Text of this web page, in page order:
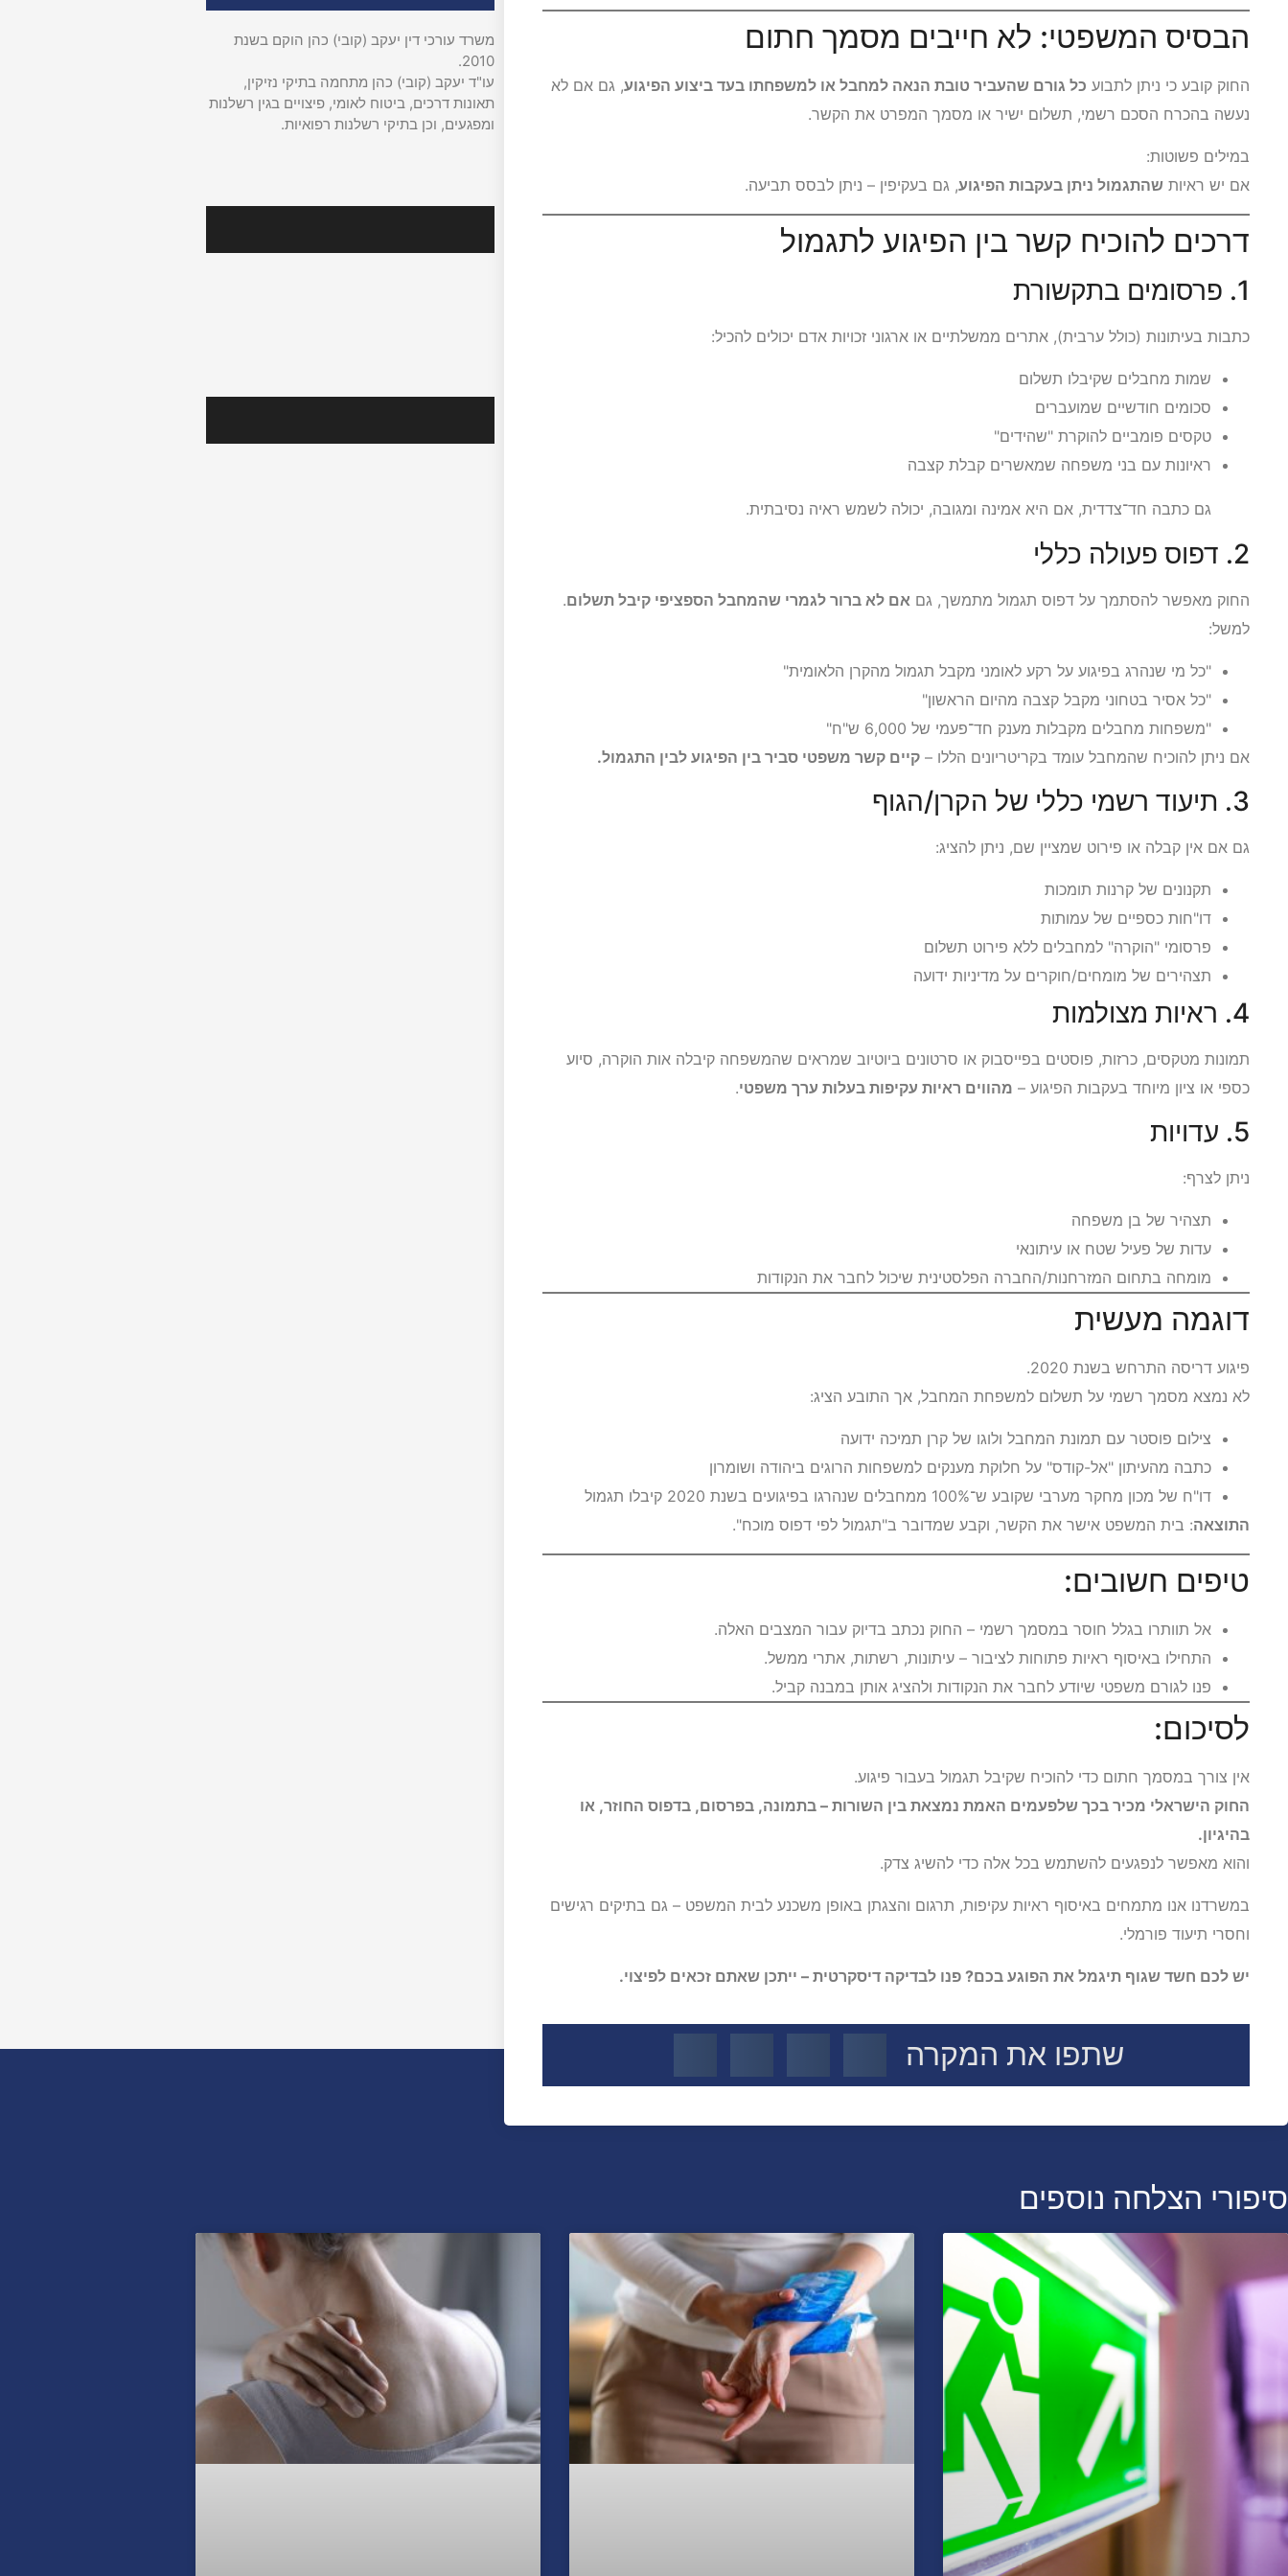
הבסיס המשפטי: לא חייבים מסמך חתום
החוק קובע כי ניתן לתבוע כל גורם שהעביר טובת הנאה למחבל או למשפחתו בעד ביצוע הפיגוע, גם אם לא
נעשה בהכרח הסכם רשמי, תשלום ישיר או מסמך המפרט את הקשר.
במילים פשוטות:
אם יש ראיות שהתגמול ניתן בעקבות הפיגוע, גם בעקיפין – ניתן לבסס תביעה.
דרכים להוכיח קשר בין הפיגוע לתגמול
1. פרסומים בתקשורת
כתבות בעיתונות (כולל ערבית), אתרים ממשלתיים או ארגוני זכויות אדם יכולים להכיל:
שמות מחבלים שקיבלו תשלום
סכומים חודשיים שמועברים
טקסים פומביים להוקרת "שהידים"
ראיונות עם בני משפחה שמאשרים קבלת קצבה
גם כתבה חד־צדדית, אם היא אמינה ומגובה, יכולה לשמש ראיה נסיבתית.
2. דפוס פעולה כללי
החוק מאפשר להסתמך על דפוס תגמול מתמשך, גם אם לא ברור לגמרי שהמחבל הספציפי קיבל תשלום.
למשל:
"כל מי שנהרג בפיגוע על רקע לאומני מקבל תגמול מהקרן הלאומית"
"כל אסיר בטחוני מקבל קצבה מהיום הראשון"
"משפחות מחבלים מקבלות מענק חד־פעמי של 6,000 ש"ח"
אם ניתן להוכיח שהמחבל עומד בקריטריונים הללו – קיים קשר משפטי סביר בין הפיגוע לבין התגמול.
3. תיעוד רשמי כללי של הקרן/הגוף
גם אם אין קבלה או פירוט שמציין שם, ניתן להציג:
תקנונים של קרנות תומכות
דו"חות כספיים של עמותות
פרסומי "הוקרה" למחבלים ללא פירוט תשלום
תצהירים של מומחים/חוקרים על מדיניות ידועה
4. ראיות מצולמות
תמונות מטקסים, כרזות, פוסטים בפייסבוק או סרטונים ביוטיוב שמראים שהמשפחה קיבלה אות הוקרה, סיוע
כספי או ציון מיוחד בעקבות הפיגוע – מהווים ראיות עקיפות בעלות ערך משפטי.
5. עדויות
ניתן לצרף:
תצהיר של בן משפחה
עדות של פעיל שטח או עיתונאי
מומחה בתחום המזרחנות/החברה הפלסטינית שיכול לחבר את הנקודות
דוגמה מעשית
פיגוע דריסה התרחש בשנת 2020.
לא נמצא מסמך רשמי על תשלום למשפחת המחבל, אך התובע הציג:
צילום פוסטר עם תמונת המחבל ולוגו של קרן תמיכה ידועה
כתבה מהעיתון "אל-קודס" על חלוקת מענקים למשפחות הרוגים ביהודה ושומרון
דו"ח של מכון מחקר מערבי שקובע ש־100% ממחבלים שנהרגו בפיגועים בשנת 2020 קיבלו תגמול
התוצאה: בית המשפט אישר את הקשר, וקבע שמדובר ב"תגמול לפי דפוס מוכח".
טיפים חשובים:
אל תוותרו בגלל חוסר במסמך רשמי – החוק נכתב בדיוק עבור המצבים האלה.
התחילו באיסוף ראיות פתוחות לציבור – עיתונות, רשתות, אתרי ממשל.
פנו לגורם משפטי שיודע לחבר את הנקודות ולהציג אותן במבנה קביל.
לסיכום:
אין צורך במסמך חתום כדי להוכיח שקיבל תגמול בעבור פיגוע.
החוק הישראלי מכיר בכך שלפעמים האמת נמצאת בין השורות – בתמונה, בפרסום, בדפוס החוזר, או
בהיגיון.
והוא מאפשר לנפגעים להשתמש בכל אלה כדי להשיג צדק.
במשרדנו אנו מתמחים באיסוף ראיות עקיפות, תרגום והצגתן באופן משכנע לבית המשפט – גם בתיקים רגישים
וחסרי תיעוד פורמלי.
יש לכם חשד שגוף תיגמל את הפוגע בכם? פנו לבדיקה דיסקרטית – ייתכן שאתם זכאים לפיצוי.
שתפו את המקרה
משרד עורכי דין יעקב (קובי) כהן הוקם בשנת
2010.
עו"ד יעקב (קובי) כהן מתחמה בתיקי נזיקין,
תאונות דרכים, ביטוח לאומי, פיצויים בגין רשלנות
ומפגעים, וכן בתיקי רשלנות רפואיות.
סיפורי הצלחה נוספים